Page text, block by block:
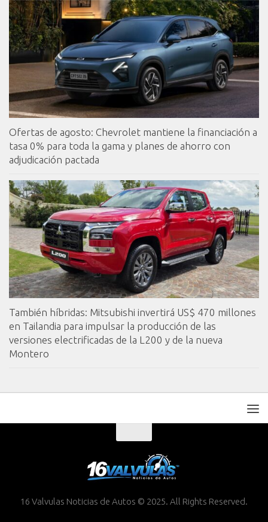
Ofertas de agosto: Chevrolet mantiene la financiación a
tasa 0% para toda la gama y planes de ahorro con
adjudicación pactada
También híbridas: Mitsubishi invertirá US$ 470 millones
en Tailandia para impulsar la producción de las
versiones electrificadas de la L200 y de la nueva
Montero
16 Valvulas Noticias de Autos © 2025. All Rights Reserved.